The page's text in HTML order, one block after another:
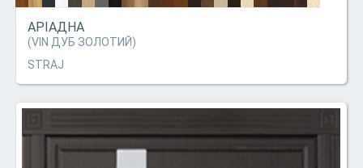
АРІАДНА
(VIN ДУБ ЗОЛОТИЙ)
STRAJ